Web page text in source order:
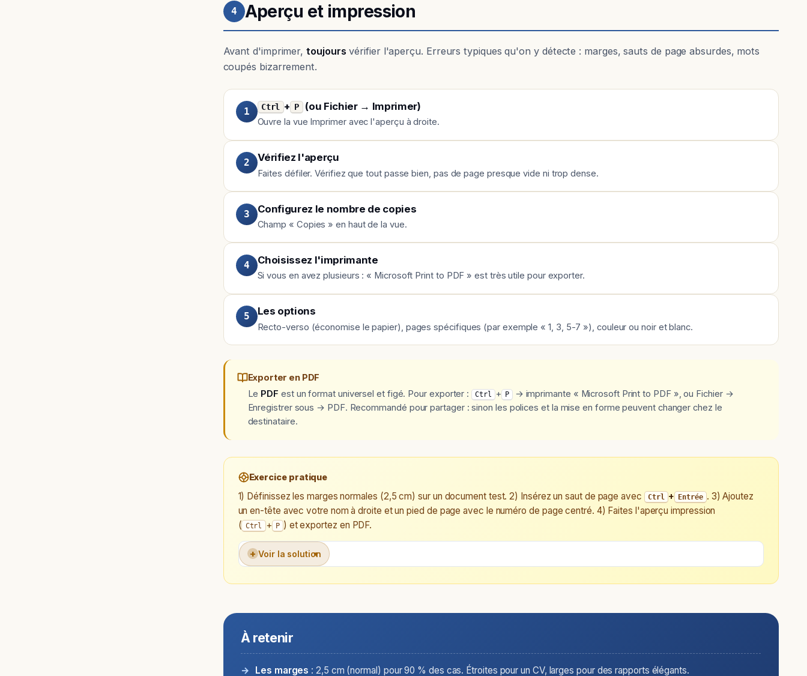
4 Aperçu et impression
Avant d'imprimer,toujours vérifier l'aperçu. Erreurs typiques qu'on y détecte : marges, sauts de page absurdes, mots
coupés bizarrement.
1 Ctrl + P (ou Fichier → Imprimer)
Ouvre la vue Imprimer avec l'aperçu à droite.
2 Vérifiez l'aperçu
Faites défiler. Vérifiez que tout passe bien, pas de page presque vide ni trop dense.
3 Configurez le nombre de copies
Champ « Copies » en haut de la vue.
4 Choisissez l'imprimante
Si vous en avez plusieurs : « Microsoft Print to PDF » est très utile pour exporter.
5 Les options
Recto-verso (économise le papier), pages spécifiques (par exemple « 1, 3, 5-7 »), couleur ou noir et blanc.
Exporter en PDF
Le PDF est un format universel et figé. Pour exporter : Ctrl + P → imprimante « Microsoft Print to PDF », ou Fichier →
Enregistrer sous → PDF. Recommandé pour partager : sinon les polices et la mise en forme peuvent changer chez le
destinataire.
Exercice pratique
1) Définissez les marges normales (2,5 cm) sur un document test. 2) Insérez un saut de page avec Ctrl + Entrée . 3) Ajoutez
un en-tête avec votre nom à droite et un pied de page avec le numéro de page centré. 4) Faites l'aperçu impression
( Ctrl + P ) et exportez en PDF.
+ Voir la solution
À retenir
Les marges : 2,5 cm (normal) pour 90 % des cas. Étroites pour un CV, larges pour des rapports élégants.